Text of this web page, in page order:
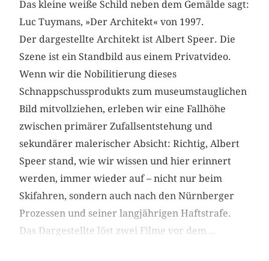
Das kleine weiße Schild neben dem Gemälde sagt:
Luc Tuymans, »Der Architekt« von 1997.
Der dargestellte Architekt ist Albert Speer. Die
Szene ist ein Standbild aus einem Privatvideo.
Wenn wir die Nobilitierung dieses
Schnappschussprodukts zum museumstauglichen
Bild mitvollziehen, erleben wir eine Fallhöhe
zwischen primärer Zufallsentstehung und
sekundärer malerischer Absicht: Richtig, Albert
Speer stand, wie wir wissen und hier erinnert
werden, immer wieder auf – nicht nur beim
Skifahren, sondern auch nach den ­Nürnberger
Prozessen und seiner langjährigen Haftstrafe.
Das Dargestellte löst zwei Filme vor dem...